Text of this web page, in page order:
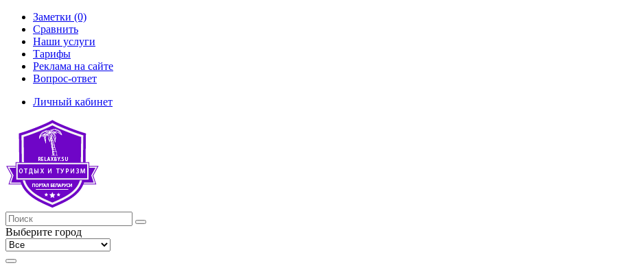
Заметки (0)
Сравнить
Наши услуги
Тарифы
Реклама на сайте
Вопрос-ответ
Личный кабинет
Выберите город